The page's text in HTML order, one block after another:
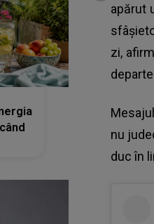
apărut
zi,
nu
duc în